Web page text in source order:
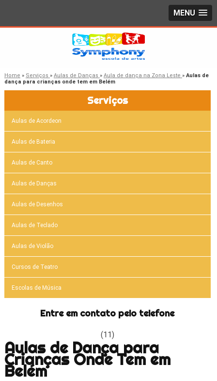
MENU
Home » Serviços » Aulas de Danças » Aula de dança na Zona Leste » Aulas de
dança para crianças onde tem em Belém
Serviços
Aulas de Acordeon
Aulas de Bateria
Aulas de Canto
Aulas de Danças
Aulas de Desenhos
Aulas de Teclado
Aulas de Violão
Cursos de Teatro
Escolas de Música
Entre em contato pelo telefone
(11)
Aulas de Dança para
Crianças Onde Tem em
Belém